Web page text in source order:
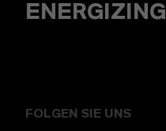
ENERGIZING
FOLGEN SIE UNS